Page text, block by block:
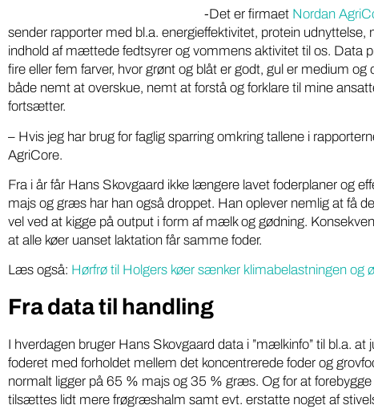
-Det er firmaet Nordan
sender rapporter med bl.a. energieffektivitet, protein
indhold af mættede fedtsyrer og vommens aktivitet til os. Data
fire eller fem farver, hvor grønt og blåt er godt, gul er medium og
både nemt at overskue, nemt at forstå og forklare til mine
fortsætter.
– Hvis jeg har brug for faglig sparring omkring tallene i
AgriCore.
Fra i år får Hans Skovgaard ikke længere lavet foderplaner og
majs og græs har han også droppet. Han oplever nemlig at få
vel ved at kigge på output i form af mælk og gødning.
at alle køer uanset laktation får samme foder.
Læs også: Hørfrø til Holgers køer sænker klimabelastningen og
Fra data til handling
I hverdagen bruger Hans Skovgaard data i ”mælkinfo” til bl.a. at
foderet med forholdet mellem det koncentrerede foder og
normalt ligger på 65 % majs og 35 % græs. Og for at
tilsættes lidt mere frøgræshalm samt evt. erstatte noget af
Miljø
bør være pligtlytning for alle
med pesticidholdninger
To DR-podcasts om kemikalier med Huxi
Bach som vært og Nina Cedergreen som
gæst, bør være pligtlytning for alle med ...
Iværksætteri
på ny
lokale